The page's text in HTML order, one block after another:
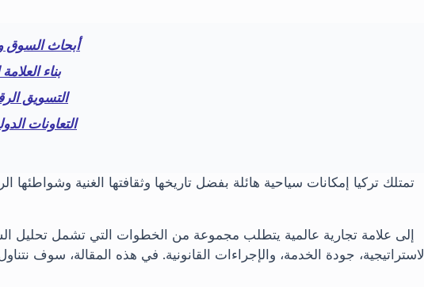
أبحاث السوق
بناء
التسويق
التعاونات
تمتلك تركيا إمكانات سياحية هائلة بفضل تاريخها وثقافتها الغنية وشواطئها
إلى علامة تجارية عالمية يتطلب مجموعة من الخطوات التي تشمل تحليل
الاستراتيجية، جودة الخدمة، والإجراءات القانونية. في هذه المقالة، سوف